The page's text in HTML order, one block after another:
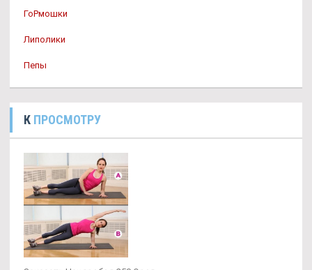
ГоРмошки
Липолики
Пепы
К ПРОСМОТРУ